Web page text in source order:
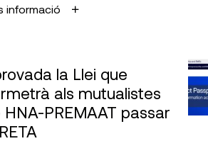
informació
la Llei que
als mutualistes
HNA-PREMAAT passar